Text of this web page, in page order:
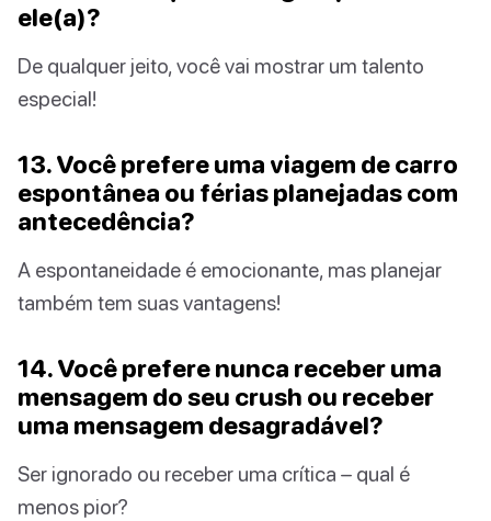
ele(a)?
De qualquer jeito, você vai mostrar um talento
especial!
13. Você prefere uma viagem de carro
espontânea ou férias planejadas com
antecedência?
A espontaneidade é emocionante, mas planejar
também tem suas vantagens!
14. Você prefere nunca receber uma
mensagem do seu crush ou receber
uma mensagem desagradável?
Ser ignorado ou receber uma crítica – qual é
menos pior?